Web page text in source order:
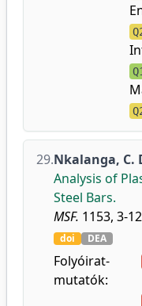
29.Nkalanga, C.
Analysis of
Steel Bars.
MSF. 1153, 3-
doi DEA
Folyóirat-
mutatók: